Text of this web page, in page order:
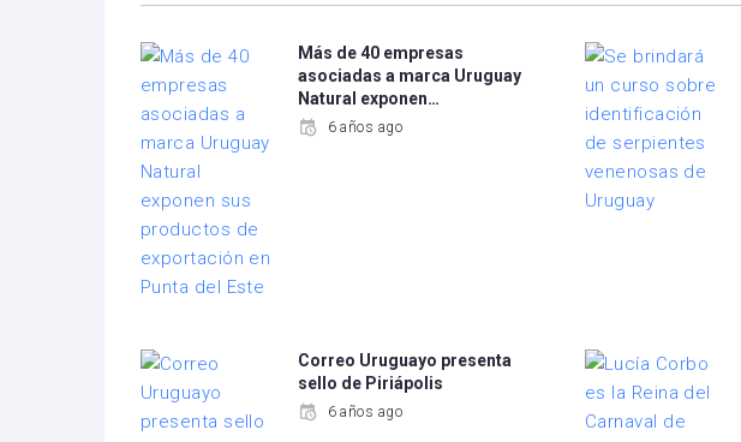
Más de 40 empresas
asociadas a marca Uruguay
Natural exponen…
6 años ago
Correo Uruguayo presenta
sello de Piriápolis
6 años ago